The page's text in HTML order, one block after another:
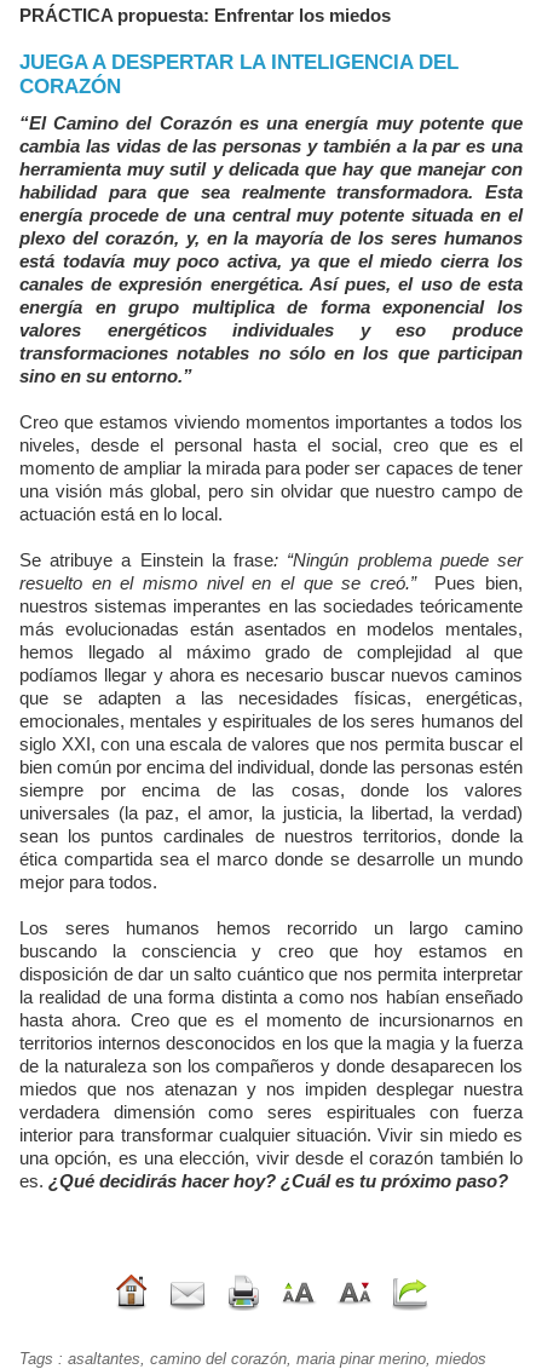
PRÁCTICA propuesta: Enfrentar los miedos
JUEGA A DESPERTAR LA INTELIGENCIA DEL
CORAZÓN
“El Camino del Corazón es una energía muy potente que
cambia las vidas de las personas y también a la par es una
herramienta muy sutil y delicada que hay que manejar con
habilidad para que sea realmente transformadora. Esta
energía procede de una central muy potente situada en el
plexo del corazón, y, en la mayoría de los seres humanos
está todavía muy poco activa, ya que el miedo cierra los
canales de expresión energética. Así pues, el uso de esta
energía en grupo multiplica de forma exponencial los
valores energéticos individuales y eso produce
transformaciones notables no sólo en los que participan
sino en su entorno.”
Creo que estamos viviendo momentos importantes a todos los
niveles, desde el personal hasta el social, creo que es el
momento de ampliar la mirada para poder ser capaces de tener
una visión más global, pero sin olvidar que nuestro campo de
actuación está en lo local.
Se atribuye a Einstein la frase: “Ningún problema puede ser
resuelto en el mismo nivel en el que se creó.”
Pues bien,
nuestros sistemas imperantes en las sociedades teóricamente
más evolucionadas están asentados en modelos mentales,
hemos llegado al máximo grado de complejidad al que
podíamos llegar y ahora es necesario buscar nuevos caminos
que se adapten a las necesidades físicas, energéticas,
emocionales, mentales y espirituales de los seres humanos del
siglo XXI, con una escala de valores que nos permita buscar el
bien común por encima del individual, donde las personas estén
siempre por encima de las cosas, donde los valores
universales (la paz, el amor, la justicia, la libertad, la verdad)
sean los puntos cardinales de nuestros territorios, donde la
ética compartida sea el marco donde se desarrolle un mundo
mejor para todos.
Los seres humanos hemos recorrido un largo camino
buscando la consciencia y creo que hoy estamos en
disposición de dar un salto cuántico que nos permita interpretar
la realidad de una forma distinta a como nos habían enseñado
hasta ahora. Creo que es el momento de incursionarnos en
territorios internos desconocidos en los que la magia y la fuerza
de la naturaleza son los compañeros y donde desaparecen los
miedos que nos atenazan y nos impiden desplegar nuestra
verdadera dimensión como seres espirituales con fuerza
interior para transformar cualquier situación. Vivir sin miedo es
una opción, es una elección, vivir desde el corazón también lo
es. ¿Qué decidirás hacer hoy? ¿Cuál es tu próximo paso?
Tags : asaltantes, camino del corazón, maria pinar merino, miedos